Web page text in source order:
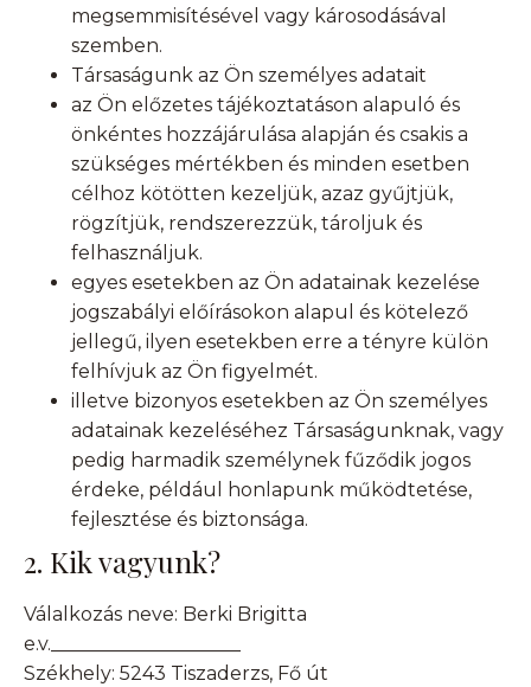
megsemmisítésével vagy károsodásával
szemben.
Társaságunk az Ön személyes adatait
az Ön előzetes tájékoztatáson alapuló és
önkéntes hozzájárulása alapján és csakis a
szükséges mértékben és minden esetben
célhoz kötötten kezeljük, azaz gyűjtjük,
rögzítjük, rendszerezzük, tároljuk és
felhasználjuk.
egyes esetekben az Ön adatainak kezelése
jogszabályi előírásokon alapul és kötelező
jellegű, ilyen esetekben erre a tényre külön
felhívjuk az Ön figyelmét.
illetve bizonyos esetekben az Ön személyes
adatainak kezeléséhez Társaságunknak, vagy
pedig harmadik személynek fűződik jogos
érdeke, például honlapunk működtetése,
fejlesztése és biztonsága.
2. Kik vagyunk?
Válalkozás neve: Berki Brigitta
e.v.____________________
Székhely: 5243 Tiszaderzs, Fő út